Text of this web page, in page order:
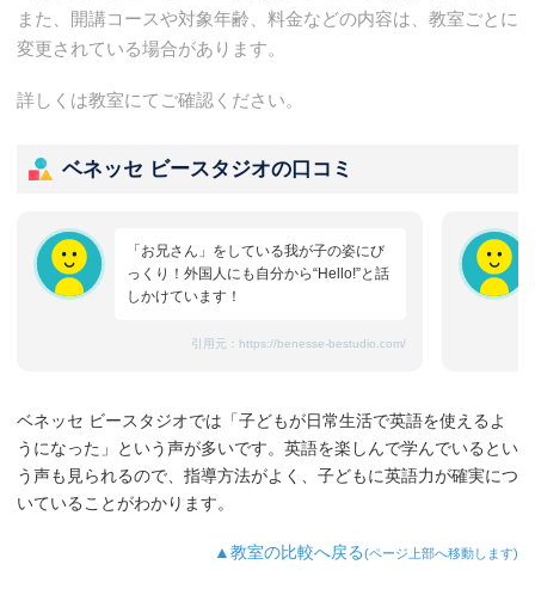
また、開講コースや対象年齢、料金などの内容は、教室ごとに
変更されている場合があります。
詳しくは教室にてご確認ください。
ベネッセ ビースタジオの口コミ
「お兄さん」をしている我が子の姿にび
っくり！外国人にも自分から“Hello!”と話
しかけています！
引用元： https://benesse-bestudio.com/
ベネッセ ビースタジオでは「子どもが日常生活で英語を使えるよ
うになった」という声が多いです。英語を楽しんで学んでいるとい
う声も見られるので、指導方法がよく、子どもに英語力が確実につ
いていることがわかります。
▲教室の比較へ戻る(ページ上部へ移動します)